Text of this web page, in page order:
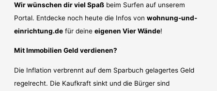
Wir wünschen dir viel Spaß beim Surfen auf unserem
Portal. Entdecke noch heute die Infos vonwohnung-und-
einrichtung.de für deineeigenen Vier Wände!
Mit Immobilien Geld verdienen?
Die Inflation verbrennt auf dem Sparbuch gelagertes Geld
regelrecht. Die Kaufkraft sinkt und die Bürger sind